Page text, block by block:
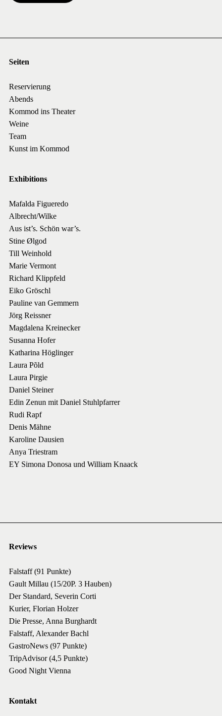
Seiten
Reservierung
Abends
Kommod ins Theater
Weine
Team
Kunst im Kommod
Exhibitions
Mafalda Figueredo
Albrecht/Wilke
Aus ist’s. Schön war’s.
Stine Ølgod
Till Weinhold
Marie Vermont
Richard Klippfeld
Eiko Gröschl
Pauline van Gemmern
Jörg Reissner
Magdalena Kreinecker
Susanna Hofer
Katharina Höglinger
Laura Põld
Laura Pirgie
Daniel Steiner
Edin Zenun mit Daniel Stuhlpfarrer
Rudi Rapf
Denis Mähne
Karoline Dausien
Anya Triestram
EY Simona Donosa und William Knaack
Reviews
Falstaff (91 Punkte)
Gault Millau (15/20P. 3 Hauben)
Der Standard, Severin Corti
Kurier, Florian Holzer
Die Presse, Anna Burghardt
Falstaff, Alexander Bachl
GastroNews (97 Punkte)
TripAdvisor (4,5 Punkte)
Good Night Vienna
Kontakt